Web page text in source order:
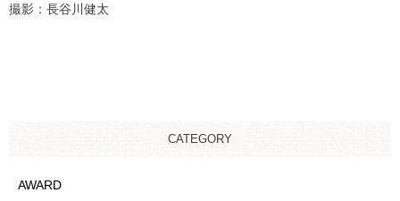
撮影：長谷川健太
CATEGORY
AWARD